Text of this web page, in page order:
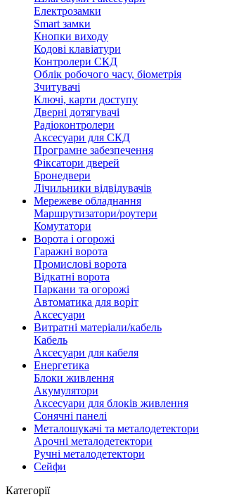
Електрозамки
Smart замки
Кнопки виходу
Кодові клавіатури
Контролери СКД
Облік робочого часу, біометрія
Зчитувачі
Ключі, карти доступу
Дверні дотягувачі
Радіоконтролери
Аксесуари для СКД
Програмне забезпечення
Фіксатори дверей
Бронедвери
Лічильники відвідувачів
Мережеве обладнання
Маршрутизатори/роутери
Комутатори
Ворота і огорожі
Гаражні ворота
Промислові ворота
Відкатні ворота
Паркани та огорожі
Автоматика для воріт
Аксесуари
Витратні матеріали/кабель
Кабель
Аксесуари для кабеля
Енергетика
Блоки живлення
Акумулятори
Аксесуари для блоків живлення
Сонячні панелі
Металошукачі та металодетектори
Арочні металодетектори
Ручні металодетектори
Сейфи
Категорії